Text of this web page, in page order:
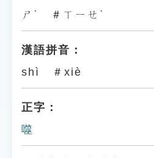
ㄕˋ ＃ㄒㄧㄝˋ
漢語拼音：
shì ＃xiè
正字：
噬